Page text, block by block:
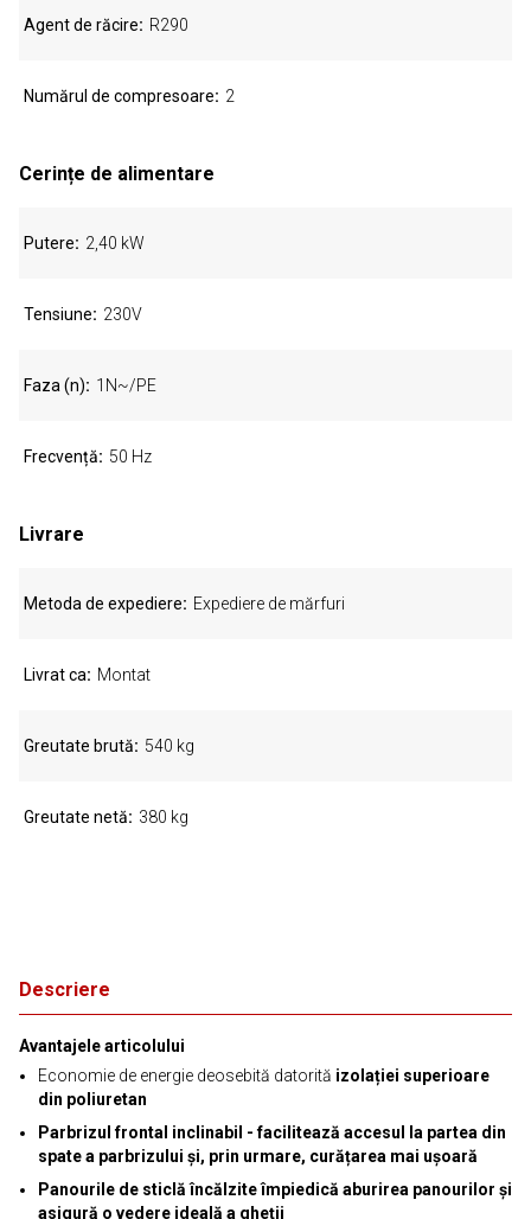
Descriere
Avantajele articolului
Economie de energie deosebită datorită izolației superioare
din poliuretan
Parbrizul frontal inclinabil - facilitează accesul la partea din
spate a parbrizului și, prin urmare, curățarea mai ușoară
Panourile de sticlă încălziteîmpiedică aburirea panourilor și
asigură o vedere ideală a gheții
Agent de răcire R290
Numărul de compresoare 2
Cerințe de alimentare
Putere 2,40 kW
Tensiune 230V
Faza (n) 1N~/PE
Frecvență 50 Hz
Livrare
Metoda de expediere Expediere de mărfuri
Livrat ca Montat
Greutate brută 540 kg
Greutate netă 380 kg